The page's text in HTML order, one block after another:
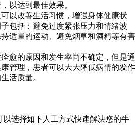
以达到最佳效果。
以改善生活习惯，增强身体健康状
包括：避免过度紧张压力和情绪波
适量的运动、避免烟草和酒精等有害
愈的原因和发生率尚不确定，但是通
管理，患者可以大大降低病情的发作
活质量。
以选择如下人工方式快速解决您的牛